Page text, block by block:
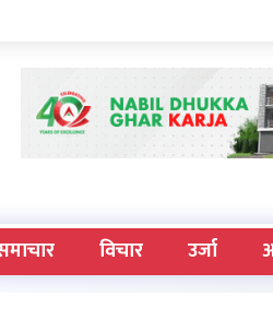
विचार उर्जा